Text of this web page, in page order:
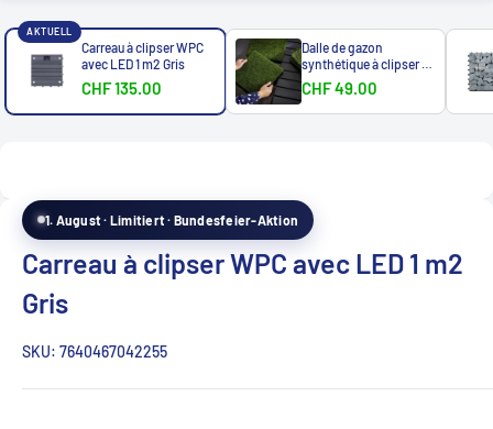
AKTUELL
Carreau à clipser WPC
avec LED 1 m2 Gris
CHF 135.00
Dalle de gazon
synthétique à clipser 1
m2
CHF 49.00
1. August · Limitiert · Bundesfeier-Aktion
Carreau à clipser WPC avec LED 1 m2
Gris
SKU: 7640467042255